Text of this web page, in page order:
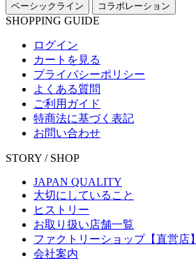
ベーシックライン
コラボレーション
SHOPPING GUIDE
ログイン
カートを見る
プライバシーポリシー
よくある質問
ご利用ガイド
特商法に基づく表記
お問い合わせ
STORY / SHOP
JAPAN QUALITY
大切にしていること
ヒストリー
お取り扱い店舗一覧
ファクトリーショップ【直営店】
会社案内